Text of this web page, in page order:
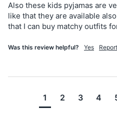
Also these kids pyjamas are
like that they are available
that I can buy matchy outfits
Was this review helpful? Yes Report
1 2 3 4